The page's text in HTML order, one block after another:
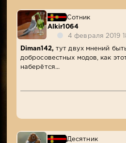
Сотник
Alkir1064
4 февраля 2019
Diman142, тут двух мнений
добросовестных модов, как
наберётся...
Десятник